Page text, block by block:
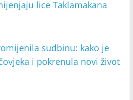
lice Taklamakana
sudbinu: kako je
i pokrenula novi život